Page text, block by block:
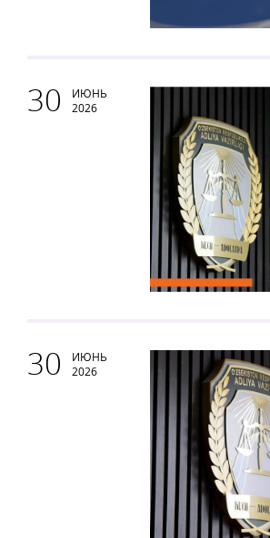
30
ИЮНЬ
2026
30
ИЮНЬ
2026